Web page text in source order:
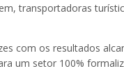
transportadoras
com os resultados
um setor 100%